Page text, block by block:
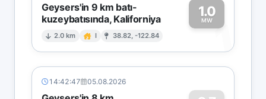
Geysers'in 9 km batı-
kuzeybatısında, Kaliforniya
2.0 km I 38.82, -122.84
1.0
MW1
14:42:47 05.08.2026